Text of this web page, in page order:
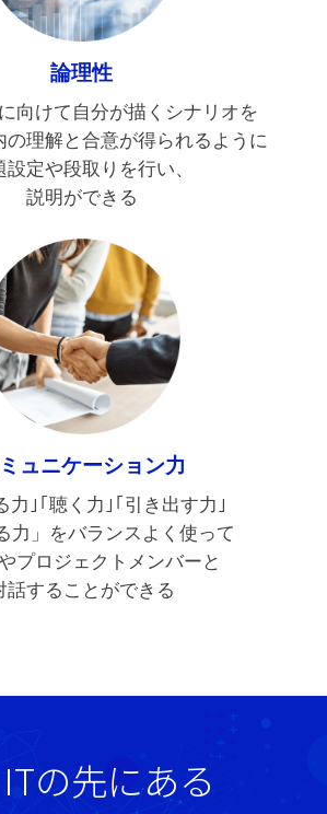
論理性
向けて自分が描くシナリオを
の理解と合意が得られるように
設定や段取りを行い、
説明ができる
ュニケーション力
力｣｢聴く力｣｢引き出す力｣
力」をバランスよく使って
プロジェクトメンバーと
話することができる
ITの先にある